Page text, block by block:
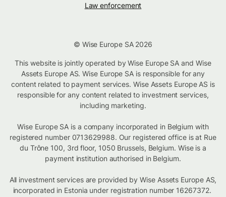
Law enforcement
© Wise Europe SA 2026
This website is jointly operated by Wise Europe SA and Wise
Assets Europe AS. Wise Europe SA is responsible for any
content related to payment services. Wise Assets Europe AS is
responsible for any content related to investment services,
including marketing.
Wise Europe SA is a company incorporated in Belgium with
registered number 0713629988. Our registered office is at Rue
du Trône 100, 3rd floor, 1050 Brussels, Belgium. Wise is a
payment institution authorised in Belgium.
All investment services are provided by Wise Assets Europe AS,
incorporated in Estonia under registration number 16267372.